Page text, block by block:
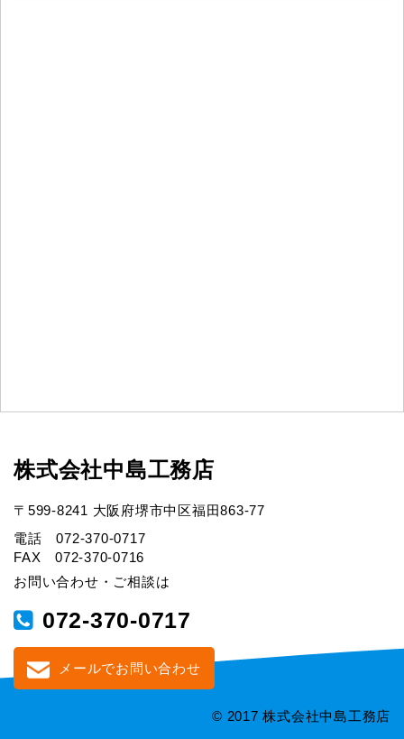
株式会社中島工務店
〒599-8241 大阪府堺市中区福田863-77
電話 072-370-0717
FAX 072-370-0716
お問い合わせ・ご相談は
072-370-0717
メールでお問い合わせ
© 2017 株式会社中島工務店